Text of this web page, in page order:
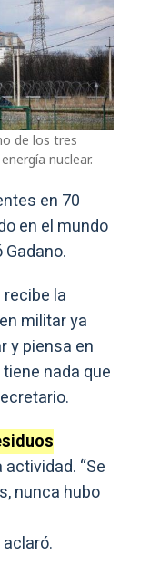
de los tres
nuclear.
en 70
en el mundo
la
militar ya
y piensa en
nada que
“Se
nunca hubo